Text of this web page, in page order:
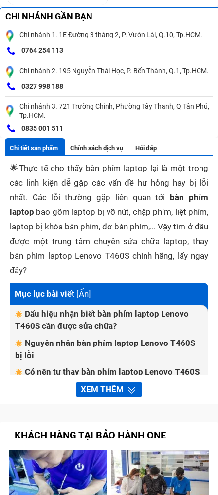
CHI NHÁNH GẦN BẠN
Chi nhánh 1. 1E Đường 3 tháng 2, P. Vườn Lài, Q.10, Tp.HCM.
0764 254 113
Chi nhánh 2. 195 Nguyễn Thái Học, P. Bến Thành, Q.1, Tp.HCM.
0327 998 188
Chi nhánh 3. 721 Trường Chinh, Phường Tây Thạnh, Q.Tân Phú,
Tp.HCM.
0835 001 511
Chi tiết sản phẩm Chính sách dịch vụ Hỏi đáp
🌟Thực tế cho thấy bàn phím laptop lại là một trong
các linh kiện dễ gặp các vấn đề hư hỏng hay bị lỗi
nhất. Các lỗi thường gặp liên quan tới
bàn phím
laptop bao gồm laptop bị vỡ nút, chập phím, liệt phím,
laptop bị khóa bàn phím, đơ bàn phím,... Vậy tìm ở đâu
được một trung tâm chuyên sửa chữa laptop, thay
bàn phím laptop Lenovo T460S chính hãng, lấy ngay
đây?
Mục lục bài viết [Ẩn]
Dấu hiệu nhận biết bàn phím laptop Lenovo
T460S cần được sửa chữa?
Nguyên nhân bàn phím laptop Lenovo T460S
bị lỗi
Có nên tự thay bàn phím laptop Lenovo T460S
Bảo Hành One thay bàn phím laptop Lenovo
T460S nhanh chóng, chất lượng
Quy trình sửa chữa bàn phím laptop Lenovo
T460S tại trung tâm Bảo Hành One
Cam kết với khách hàng khi sửa chữa bàn
XEM THÊM
KHÁCH HÀNG TẠI BẢO HÀNH ONE